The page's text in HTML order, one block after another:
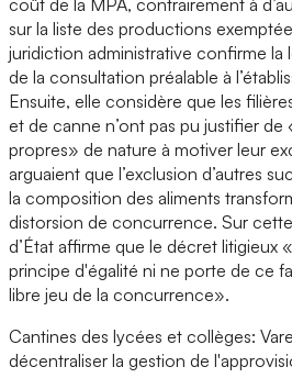
sur la liste des productions
juridiction administrative confirme la
de la consultation préalable à
Ensuite, elle considère que les
et de canne n’ont pas pu justifier de
propres» de nature à motiver leur
arguaient que l’exclusion d’autres
la composition des aliments
distorsion de concurrence. Sur
d’État affirme que le décret litigieux
principe d'égalité ni ne porte de ce
libre jeu de la concurrence».
Cantines des lycées et collèges:
décentraliser la gestion de